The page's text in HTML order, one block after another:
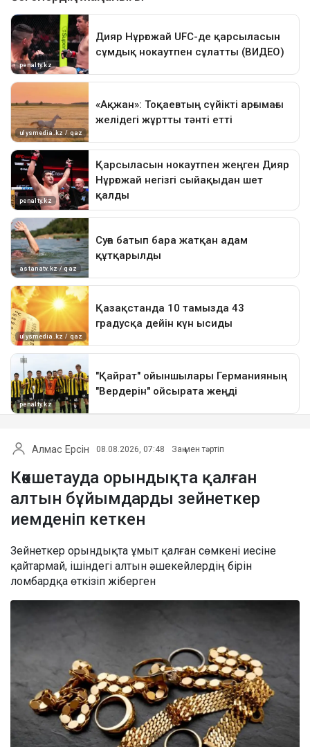
Алмас Ерсін 08.08.2026, 07:48 Заң мен тәртіп
Көкшетауда орындықта қалған
алтын бұйымдарды зейнеткер
иемденіп кеткен
Зейнеткер орындықта ұмыт қалған сөмкені иесіне
қайтармай, ішіндегі алтын әшекейлердің бірін
ломбардқа өткізіп жіберген